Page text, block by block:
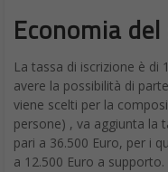
Economia
La tassa di iscrizione è di
avere la possibilità di
viene scelti per la
persone) , va aggiunta la
pari a 36.500 Euro, per i
a 12.500 Euro a supporto.